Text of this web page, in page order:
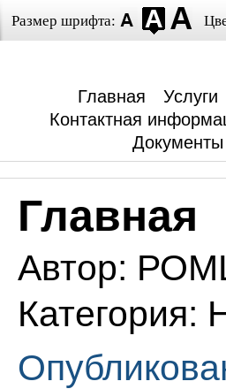
Размер шрифта:
Главная
Услуги
Контактная
Документы
Главная
Автор:
Категория: